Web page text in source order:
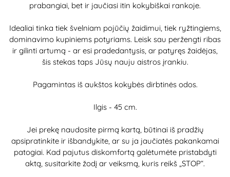
prabangiai, bet ir jaučiasi itin kokybiškai rankoje.
Idealiai tinka tiek švelniam pojūčių žaidimui, tiek ryžtingiems,
dominavimo kupiniems potyriams. Leisk sau peržengti ribas
ir gilinti artumą - ar esi pradedantysis, ar patyręs žaidėjas,
šis stekas taps Jūsų nauju aistros įrankiu.
Pagamintas iš aukštos kokybės dirbtinės odos.
Ilgis - 45 cm.
Jei prekę naudosite pirmą kartą, būtinai iš pradžių
apsipratinkite ir išbandykite, ar su ja jaučiatės pakankamai
patogiai. Kad pajutus diskomfortą galėtumėte pristabdyti
aktą, susitarkite žodį ar veiksmą, kuris reikš „STOP“.